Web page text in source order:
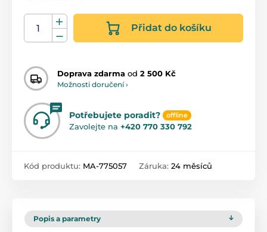
Přidat do košíku
Doprava zdarma od 2 500 Kč
Možnosti doručení ›
Potřebujete poradit? offline
Zavolejte na +420 770 330 792
Kód produktu: MA-775057 Záruka: 24 měsíců
Popis a parametry